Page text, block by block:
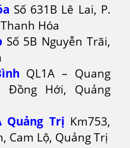
Số 631B Lê Lai, P.
Hóa
Số 5B Nguyễn Trãi,
QL1A – Quang
Đồng Hới, Quảng
Quảng Trị Km753,
Cam Lộ, Quảng Trị